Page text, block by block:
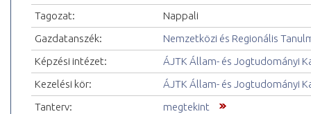
Tagozat:
Nappali
Gazdatanszék:
Nemzetközi és Regionális
Képzési intézet:
ÁJTK Állam- és Jogtudományi
Kezelési kör:
ÁJTK Állam- és Jogtudományi
Tanterv:
megtekint